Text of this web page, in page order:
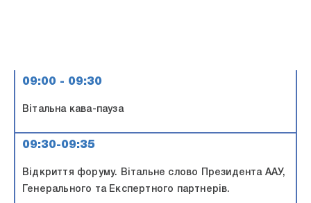
09:00 - 09:30
Вітальна кава-пауза
09:30-09:35
Відкриття форуму. Вітальне слово Президента ААУ,
Генерального та Експертного партнерів.